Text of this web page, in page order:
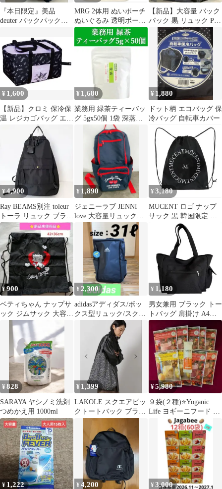
『本日限定』美品
deuter バックパック
MRG 2体用 ぬいポーチ
ぬいぐるみ 透明ポーチ
推し活
【新品】大容量 バック
パック 黒 リュック PC
収納多機能 通学 通勤
男女兼用
¥ 1,600
【新品】クロミ 保冷保
温 レジカゴバッグ エコ
バッグ 大容量 サンリオ
¥ 1,680
業務用 緑茶ティーバッ
グ 5gx50個 1袋 深蒸し
茶 静岡茶 ティーパック
¥ 1,880
ドット柄 エコバッグ 保
冷バッグ 自転車カバー
¥4,900
Ray BEAMS別注 toleur
トーラ リュック ブラッ
ク 軽量 A4収納
¥ 1,890
ジェニーラブ JENNI
love 大容量リュックサ
ック 小学生 合宿 修学
¥ 3,180
MUCENT ロゴ ナップ
サック 黒 韓国限定 ブ
ラック ムセント 男女
¥900
ベティちゃん ナップサ
ック ジムサック 大容量
撥水 ベティブープ
¥ 2,300
adidasアディダス/ボッ
クス型リュック/スクエ
アバックパック ブラッ
¥ 1,180
男女兼用 ブラック トー
トバッグ 肩掛け A4収
納 多機能 ポケット付き
メンズ
¥828
SARAYA ヤシノミ洗剤
つめかえ用 1000ml
¥ 1,399
LAKOLE スクエアビッ
クトートバック ブラッ
¥5,980
９袋(２種)⭐️Yoganic
Life ヨギーニフード 新
商品ゼリーおまけ付き
¥ 1,222 ¥4,200 ¥3,000